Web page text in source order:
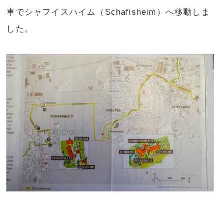
車でシャフイスハイム（Schafisheim）へ移動しま
した。